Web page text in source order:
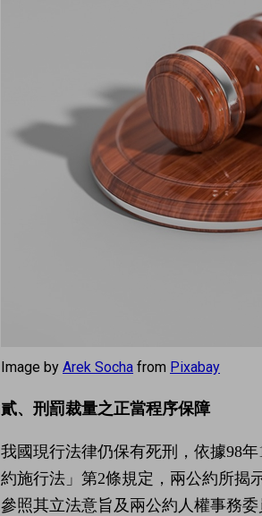
Image by Arek Socha from Pixabay
貳、刑罰裁量之正當程序保障
我國現行法律仍保有死刑，依據98
約施行法」第2條規定，兩公約所揭
參照其立法意旨及兩公約人權事務